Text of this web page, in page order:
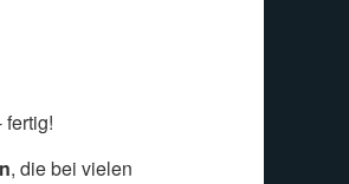
, die bei vielen